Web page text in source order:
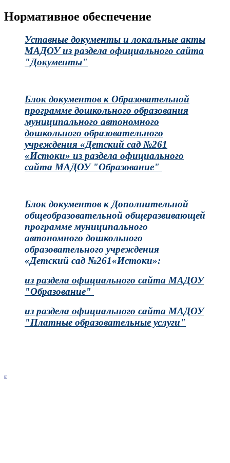
Нормативное обеспечение
Уставные документы и локальные акты
МАДОУ из раздела официального сайта
"Документы"
Блок документов к Образовательной
программе дошкольного образования
муниципального автономного
дошкольного образовательного
учреждения «Детский сад №261
«Истоки» из раздела официального
сайта МАДОУ "Образование"
Блок документов к Дополнительной
общеобразовательной общеразвивающей
программе муниципального
автономного дошкольного
образовательного учреждения
«Детский сад №261«Истоки»:
из раздела официального сайта МАДОУ
"Образование"
из раздела официального сайта МАДОУ
"Платные образовательные услуги"